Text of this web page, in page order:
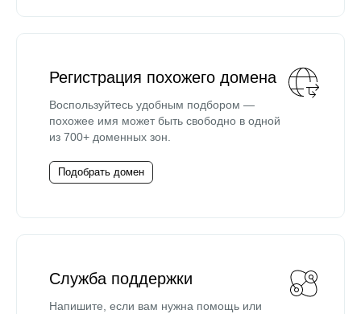
Регистрация похожего домена
Воспользуйтесь удобным подбором —
похожее имя может быть свободно в одной
из 700+ доменных зон.
Подобрать домен
Служба поддержки
Напишите, если вам нужна помощь или